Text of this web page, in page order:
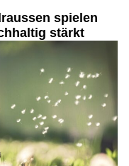
spielen
stärkt